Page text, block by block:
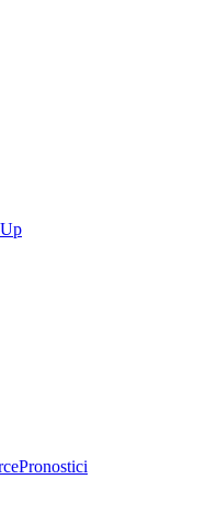
Pronostici